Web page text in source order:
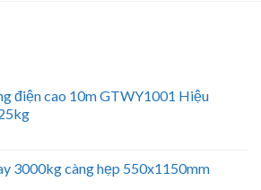
điện cao 10m GTWY1001 Hiệu
3000kg càng hẹp 550x1150mm